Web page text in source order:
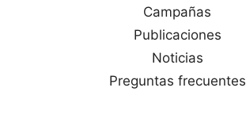
Campañas
Publicaciones
Noticias
Preguntas frecuentes